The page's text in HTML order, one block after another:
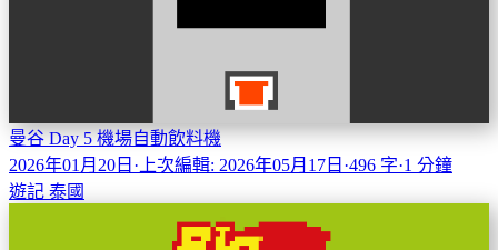
曼谷 Day 5 機場自動飲料機
2026年01月20日 ·上次編輯: 2026年05月17日 ·496 字·1 分鐘
遊記 泰國